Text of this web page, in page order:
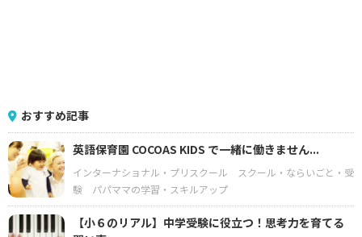
おすすめ記事
英語保育園 COCOAS KIDS で一緒に働きません...
インターナショナル・プリスクール
スクール・ならいごと・受
験
パパママの学習・スキルアップ
【小６のリアル】中学受験に役立つ！思考力を育てる